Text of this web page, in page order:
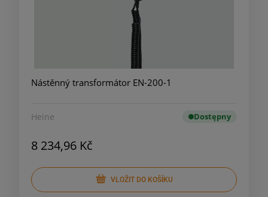
Nástěnný transformátor EN-200-1
Heine Dostępny
8 234,96 Kč
VLOŽIT DO KOŠÍKU